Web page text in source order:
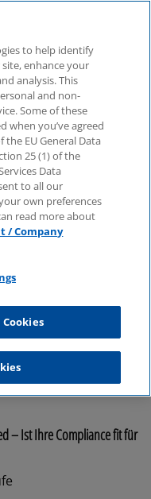
48:24
– Ist Ihre Compliance fit für
to help identify
enhance your
analysis. This
and non-
Some of these
when you’ve agreed
the EU General Data
25 (1) of the
Data
to all our
own preferences
read more about
/ Company